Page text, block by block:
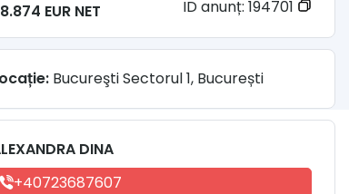
EUR NET
ID anunț: 194701
Bucureşti Sectorul 1, București
DINA
+40723687607